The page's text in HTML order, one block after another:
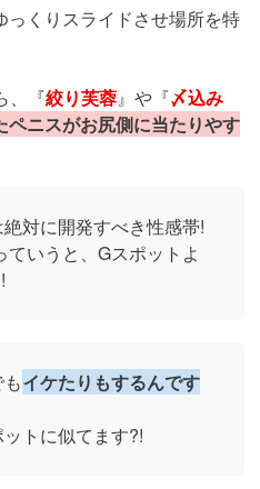
っくりスライドさせ場所を特
、『絞り芙蓉』や『〆込み
ペニスがお尻側に当たりやす
絶対に開発すべき性感帯!
ていうと、Gスポットよ
イケたりもするんです
トに似てます?!